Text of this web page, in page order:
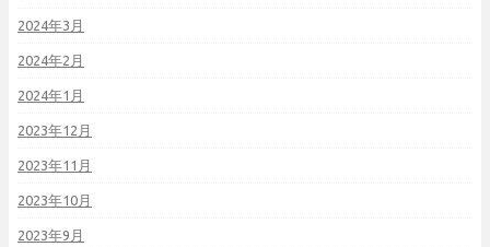
2024年3月
2024年2月
2024年1月
2023年12月
2023年11月
2023年10月
2023年9月